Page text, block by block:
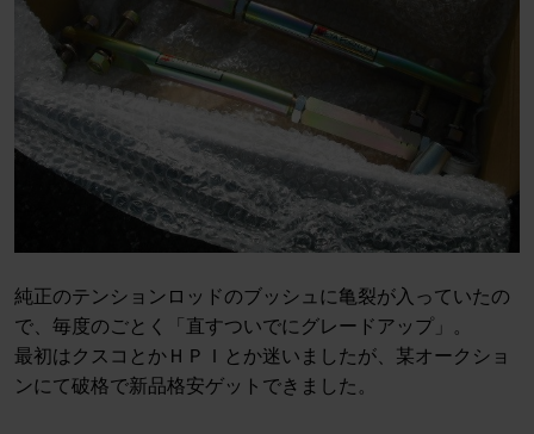
純正のテンションロッドのブッシュに亀裂が入っていたの
で、毎度のごとく「直すついでにグレードアップ」。
最初はクスコとかＨＰＩとか迷いましたが、某オークショ
ンにて破格で新品格安ゲットできました。